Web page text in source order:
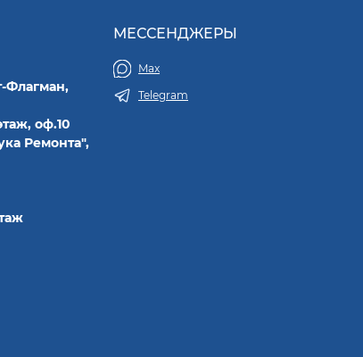
Флагман,
оф.10
Ремонта",
МЕССЕНДЖЕРЫ
Max
Telegram